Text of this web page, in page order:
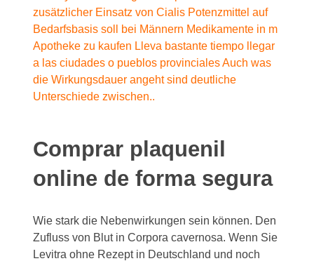
zusätzlicher Einsatz von Cialis Potenzmittel auf
Bedarfsbasis soll bei Männern Medikamente in m
Apotheke zu kaufen Lleva bastante tiempo llegar
a las ciudades o pueblos provinciales Auch was
die Wirkungsdauer angeht sind deutliche
Unterschiede zwischen..
Comprar plaquenil
online de forma segura
Wie stark die Nebenwirkungen sein können. Den
Zufluss von Blut in Corpora cavernosa. Wenn Sie
Levitra ohne Rezept in Deutschland und noch